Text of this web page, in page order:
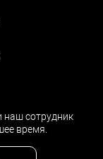
наш сотрудник
время.